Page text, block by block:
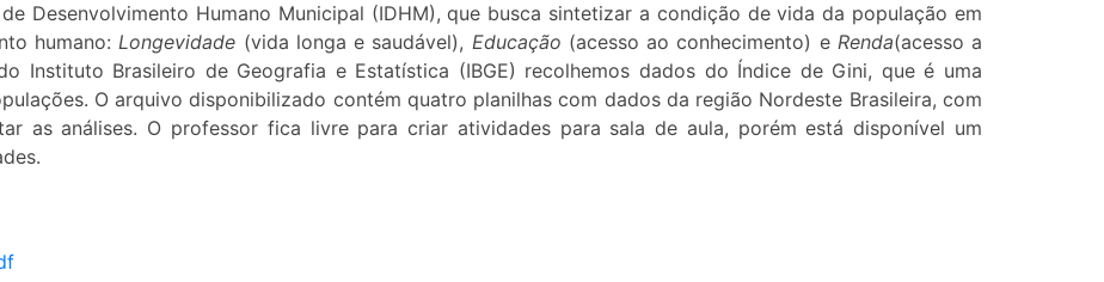
Desenvolvimento Humano Municipal (IDHM), que busca sintetizar a condição de vida da população em
humano:Longevidade (vida longa e saudável), Educação (acesso ao conhecimento) e Renda(acesso a
Instituto Brasileiro de Geografia e Estatística (IBGE) recolhemos dados do Índice de Gini, que é uma
O arquivo disponibilizado contém quatro planilhas com dados da região Nordeste Brasileira, com
as análises. O professor fica livre para criar atividades para sala de aula, porém está disponível um